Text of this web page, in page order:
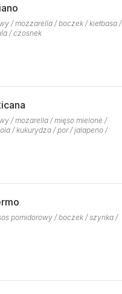
/ mozzarella / boczek / kiełbasa /
/ czosnek
/ mozarella / mięso mielone /
/ kukurydza / por / jalapeno /
pomidorowy / boczek / szynka /